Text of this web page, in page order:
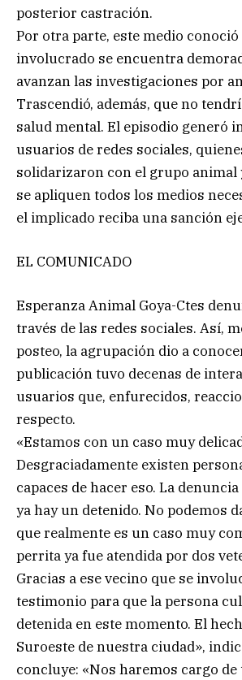
posterior castración.
Por otra parte, este medio conoció
involucrado se encuentra
avanzan las investigaciones por
Trascendió, además, que no
salud mental. El episodio generó
usuarios de redes sociales,
solidarizaron con el grupo animal
se apliquen todos los medios
el implicado reciba una sanción
EL COMUNICADO
Esperanza Animal Goya-Ctes
través de las redes sociales. Así,
posteo, la agrupación dio a
publicación tuvo decenas de
usuarios que, enfurecidos,
respecto.
«Estamos con un caso muy
Desgraciadamente existen
capaces de hacer eso. La
ya hay un detenido. No podemos
que realmente es un caso muy
perrita ya fue atendida por dos
Gracias a ese vecino que se
testimonio para que la persona
detenida en este momento. El
Suroeste de nuestra ciudad»,
concluye: «Nos haremos cargo de